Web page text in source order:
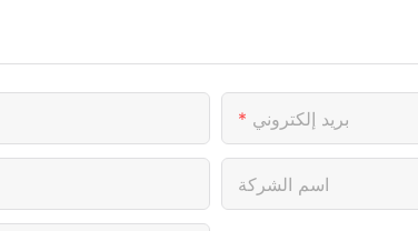
بريد إلكتروني
اسم الشركة